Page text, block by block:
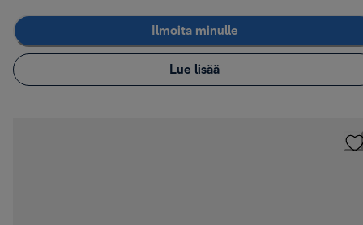
Ilmoita minulle
Lue lisää